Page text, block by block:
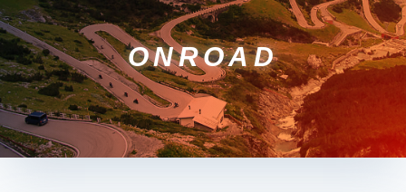
ONROAD